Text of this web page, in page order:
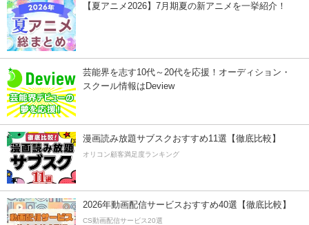
【夏アニメ2026】7月期夏の新アニメを一挙紹介！
芸能界を志す10代～20代を応援！オーディション・
スクール情報はDeview
漫画読み放題サブスクおすすめ11選【徹底比較】
オリコン顧客満足度ランキング
2026年動画配信サービスおすすめ40選【徹底比較】
CS動画配信サービス20選